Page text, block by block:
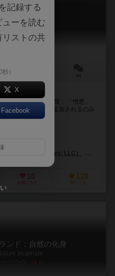
助ユニット01
Aux 1
のプロトコル「慈愛」「憎悪」
しいカード効果が追加されるのみ
Than Games, LLC）
お気に入り
128
持ってる
ンド：自然の化身
Incarnate
6.2
記録する
ーを読む
ストの共
）
X
Facebook